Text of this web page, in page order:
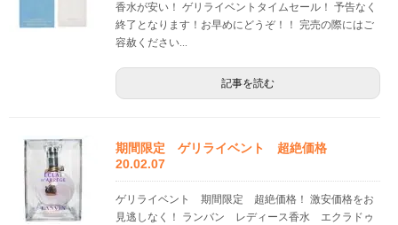
香水が安い！ ゲリライベントタイムセール！ 予告なく
終了となります！お早めにどうぞ！！ 完売の際にはご
容赦ください...
記事を読む
期間限定 ゲリライベント 超絶価格
20.02.07
ゲリライベント 期間限定 超絶価格！ 激安価格をお
見逃しなく！ ランバン レディース香水 エクラドゥ